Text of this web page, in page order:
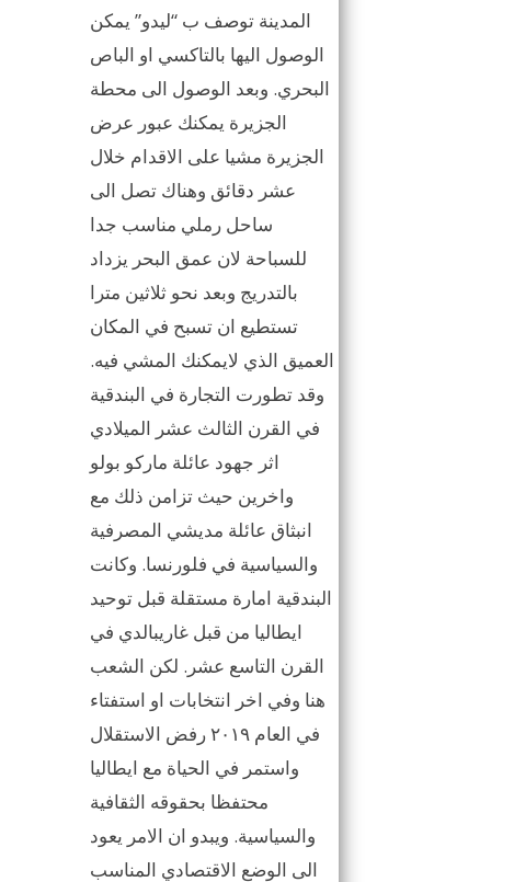
المدينة توصف ب “ليدو” يمكن
الوصول اليها بالتاكسي او الباص
البحري. وبعد الوصول الى محطة
الجزيرة يمكنك عبور عرض
الجزيرة مشيا على الاقدام خلال
عشر دقائق وهناك تصل الى
ساحل رملي مناسب جدا
للسباحة لان عمق البحر يزداد
بالتدريج وبعد نحو ثلاثين مترا
تستطيع ان تسبح في المكان
العميق الذي لايمكنك المشي فيه.
وقد تطورت التجارة في البندقية
في القرن الثالث عشر الميلادي
اثر جهود عائلة ماركو بولو
واخرين حيث تزامن ذلك مع
انبثاق عائلة مديشي المصرفية
والسياسية في فلورنسا. وكانت
البندقية امارة مستقلة قبل توحيد
ايطاليا من قبل غاريبالدي في
القرن التاسع عشر. لكن الشعب
هنا وفي اخر انتخابات او استفتاء
في العام ٢٠١٩ رفض الاستقلال
واستمر في الحياة مع ايطاليا
محتفظا بحقوقه الثقافية
والسياسية. ويبدو ان الامر يعود
الى الوضع الاقتصادي المناسب